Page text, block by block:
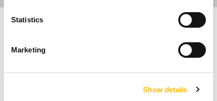
Statistics
Marketing
Show details
pulsanti programmabili, il TMH15 è molto facile